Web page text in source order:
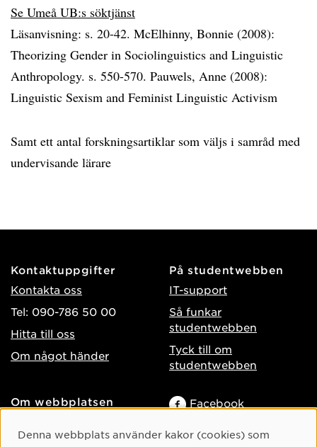
Se Umeå UB:s söktjänst
Läsanvisning: s. 20-42. McElhinny, Bonnie (2008):
Theorizing Gender in Sociolinguistics and Linguistic
Anthropology. s. 550-570. Pauwels, Anne (2008):
Linguistic Sexism and Feminist Linguistic Activism
Samt ett antal forskningsartiklar som väljs i samråd med
undervisande lärare
Kontaktuppgifter
Kontakta oss
Tel: 090-786 50 00
Hitta till oss
Om något händer
På studentwebben
IT-support
Så funkar
studentwebben
Tyck till om
studentwebben
Om webbplatsen
Behandling av
Facebook
Cookie-samtycke
Denna webbplats använder kakor (cookies) som